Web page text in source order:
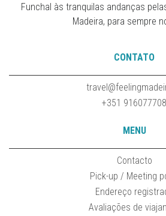
Funchal às tranquilas andanças
Madeira, para sempre
CONTATO
+351 916077708
MENU
Contacto
Pick-up / Meeting
Endereço
Avaliações de